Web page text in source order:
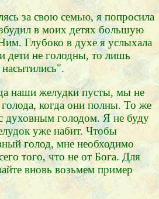
за свою семью, я попросила
в моих детях большую
Глубоко в духе я услыхала
дети не голодны, то лишь
наши желудки пусты, мы не
когда они полны. То же
духовным голодом. Я не буду
уже набит. Чтобы
голод, мне необходимо
того, что не от Бога. Для
вновь возьмем пример